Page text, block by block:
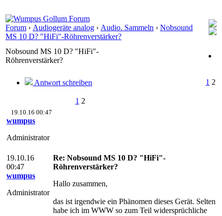
Forum › Audiogeräte analog › Audio. Sammeln › Nobsound
MS 10 D? "HiFi"-Röhrenverstärker?
Nobsound MS 10 D? "HiFi"-
Röhrenverstärker?
Antwort schreiben 1 2
1 2
19.10.16 00:47
wumpus
Administrator
19.10.16
00:47
wumpus
Administrator
Re: Nobsound MS 10 D? "HiFi"-
Röhrenverstärker?
Hallo zusammen,
das ist irgendwie ein Phänomen dieses Gerät. Selten
habe ich im WWW so zum Teil widersprüchliche